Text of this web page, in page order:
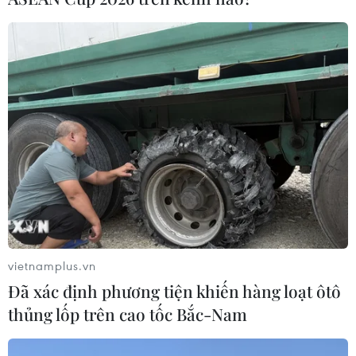
ASEAN Cup 2026: Đội tuyển Việt
Nam sẵn sàng cho đại chiến ở "chảo
lửa" Pakansari
03/08/2026 03:13
Lịch thi đấu ASEAN Cup 2026 ngày
3/8: Việt Nam quyết đấu Indonesia
03/08/2026 01:40
Nhận định Việt Nam vs
Indonesia: Thầy Kim cần thay đổi để
giành chiến thắng?
03/08/2026 00:06
vietnamplus.vn
Đã xác định phương tiện khiến hàng loạt ôtô
thủng lốp trên cao tốc Bắc-Nam